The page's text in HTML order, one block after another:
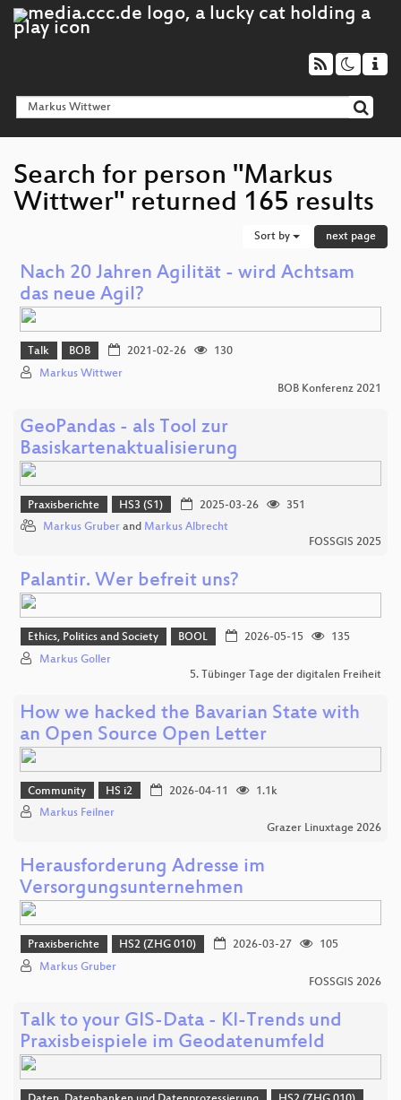
Search for person "Markus
Wittwer" returned 165 results
Sort by next page
Nach 20 Jahren Agilität - wird Achtsam
das neue Agil?
Talk BOB 2021-02-26
130
Markus Wittwer
BOB Konferenz 2021
GeoPandas - als Tool zur
Basiskartenaktualisierung
Praxisberichte HS3 (S1) 2025-03-26
351
Markus Gruber and Markus Albrecht
FOSSGIS 2025
Palantir. Wer befreit uns?
Ethics, Politics and Society BOOL 2026-05-15
135
Markus Goller
5. Tübinger Tage der digitalen Freiheit
How we hacked the Bavarian State with
an Open Source Open Letter
Community HS i2 2026-04-11
1.1k
Markus Feilner
Grazer Linuxtage 2026
Herausforderung Adresse im
Versorgungsunternehmen
Praxisberichte HS2 (ZHG 010) 2026-03-27
105
Markus Gruber
FOSSGIS 2026
Talk to your GIS-Data - KI-Trends und
Praxisbeispiele im Geodatenumfeld